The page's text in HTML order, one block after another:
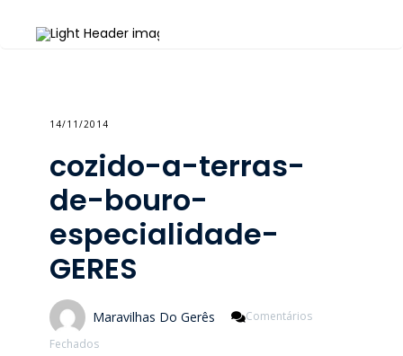
14/11/2014
cozido-a-terras-
de-bouro-
especialidade-
GERES
Maravilhas Do Gerês
Comentários
FechadosEm